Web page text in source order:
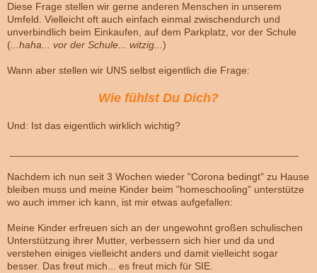
Diese Frage stellen wir gerne anderen Menschen in unserem
Umfeld. Vielleicht oft auch einfach einmal zwischendurch und
unverbindlich beim Einkaufen, auf dem Parkplatz, vor der Schule
(...haha... vor der Schule... witzig...)
Wann aber stellen wir UNS selbst eigentlich die Frage:
Wie fühlst Du Dich?
Und: Ist das eigentlich wirklich wichtig?
Nachdem ich nun seit 3 Wochen wieder "Corona bedingt" zu Hause
bleiben muss und meine Kinder beim "homeschooling" unterstütze
wo auch immer ich kann, ist mir etwas aufgefallen:
Meine Kinder erfreuen sich an der ungewohnt großen schulischen
Unterstützung ihrer Mutter, verbessern sich hier und da und
verstehen einiges vielleicht anders und damit vielleicht sogar
besser. Das freut mich... es freut mich für SIE.